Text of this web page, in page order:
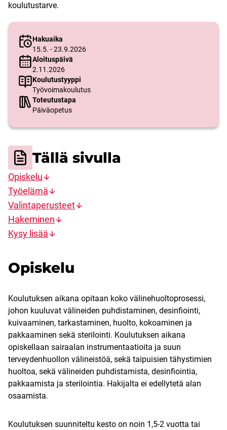
koulutustarve.
Hakuaika
15.5. - 23.9.2026
Aloituspäivä
2.11.2026
Koulutustyyppi
Työvoimakoulutus
Toteutustapa
Päiväopetus
Tällä sivulla
Opiskelu
Työelämä
Valintaperusteet
Hakeminen
Kysy lisää
Opiskelu
Koulutuksen aikana opitaan koko välinehuoltoprosessi,
johon kuuluvat välineiden puhdistaminen, desinfiointi,
kuivaaminen, tarkastaminen, huolto, kokoaminen ja
pakkaaminen sekä sterilointi. Koulutuksen aikana
opiskellaan sairaalan instrumentaatioita ja suun
terveydenhuollon välineistöä, sekä taipuisien tähystimien
huoltoa, sekä välineiden puhdistamista, desinfiointia,
pakkaamista ja sterilointia. Hakijalta ei edellytetä alan
osaamista.
Koulutuksen suunniteltu kesto on noin 1,5-2 vuotta tai